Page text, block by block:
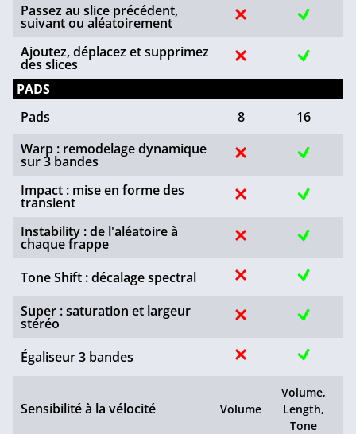
Passez au slice précédent,
suivant ou aléatoirement
Ajoutez, déplacez et supprimez
des slices
PADS
Pads
8
16
Warp : remodelage dynamique
sur 3 bandes
Impact : mise en forme des
transient
Instability : de l'aléatoire à
chaque frappe
Tone Shift : décalage spectral
Super : saturation et largeur
stéréo
Égaliseur 3 bandes
Sensibilité à la vélocité Volume
Volume,
Length,
Tone